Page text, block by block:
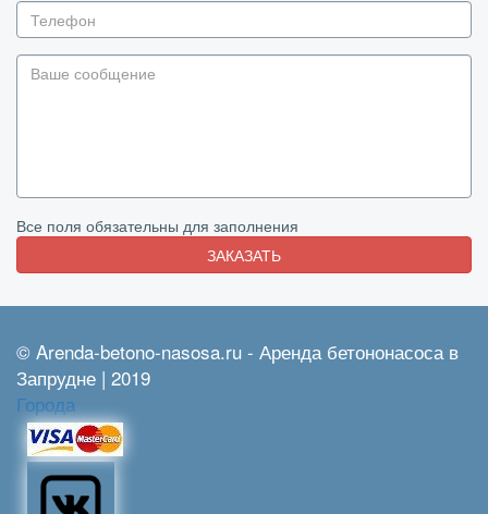
Все поля обязательны для заполнения
ЗАКАЗАТЬ
© Arenda-betono-nasosa.ru - Аренда бетононасоса в
Запрудне | 2019
Города